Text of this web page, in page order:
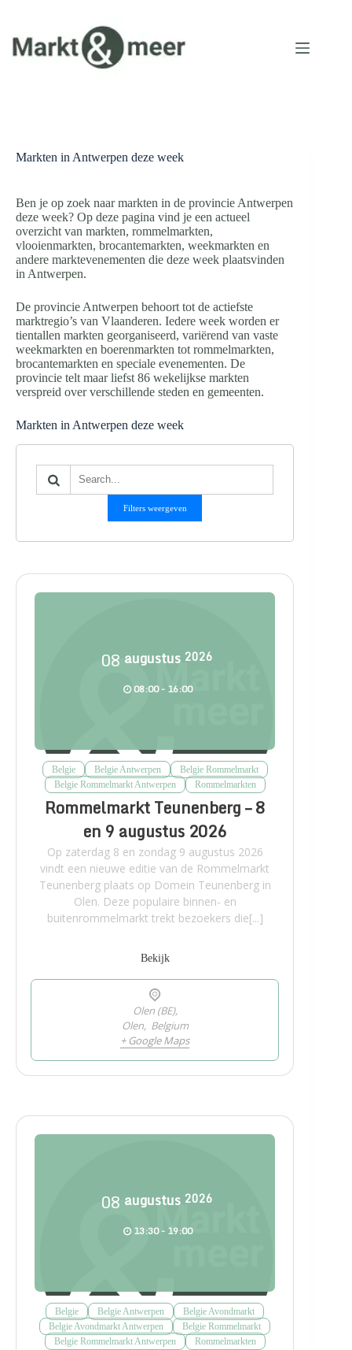
de
inhoud
Markten in Antwerpen deze week
Ben je op zoek naar markten in de provincie Antwerpen
deze week? Op deze pagina vind je een actueel
overzicht van markten, rommelmarkten,
vlooienmarkten, brocantemarkten, weekmarkten en
andere marktevenementen die deze week plaatsvinden
in Antwerpen.
De provincie Antwerpen behoort tot de actiefste
marktregio’s van Vlaanderen. Iedere week worden er
tientallen markten georganiseerd, variërend van vaste
weekmarkten en boerenmarkten tot rommelmarkten,
brocantemarkten en speciale evenementen. De
provincie telt maar liefst 86 wekelijkse markten
verspreid over verschillende steden en gemeenten.
Markten in Antwerpen deze week
Filters weergeven
08 augustus 2026
08:00 - 16:00
Belgie Belgie Antwerpen
Belgie Rommelmarkt
Belgie Rommelmarkt Antwerpen
Rommelmarkten
Rommelmarkt Teunenberg – 8
en 9 augustus 2026
Op zaterdag 8 en zondag 9 augustus 2026
vindt een nieuwe editie van de Rommelmarkt
Teunenberg plaats op Domein Teunenberg in
Olen. Deze populaire binnen- en
buitenrommelmarkt trekt bezoekers die[...]
Bekijk
Olen (BE),
Olen, Belgium
+ Google Maps
08 augustus 2026
13:30 - 19:00
Belgie Belgie Antwerpen
Belgie Avondmarkt
Belgie Avondmarkt Antwerpen
Belgie Rommelmarkt
Belgie Rommelmarkt Antwerpen
Rommelmarkten